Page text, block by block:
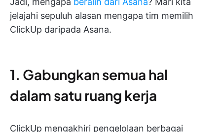
jelajahi sepuluh alasan mengapa tim memilih
ClickUp daripada Asana.
1. Gabungkan semua hal
dalam satu ruang kerja
ClickUp mengakhiri pengelolaan berbagai